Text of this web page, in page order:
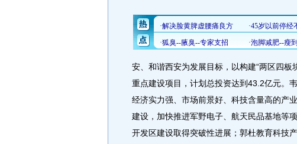
安、和谐西安为发展目标，以构建“两区四
重点建设项目，计划总投资达到43.2亿元。
经济实力强、市场前景好、科技含量高的产
建设，加快推进军野电子、航天民品基地等
开发区建设取得突破性进展；郭杜教育科技